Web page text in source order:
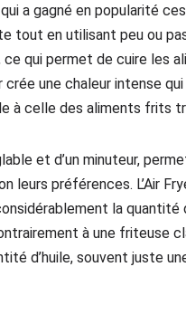
a gagné en popularité
tout en utilisant peu ou
qui permet de cuire les
une chaleur intense
à celle des aliments frits
et d’un minuteur,
préférences. L’Air
la quantité
à une friteuse
d’huile, souvent juste